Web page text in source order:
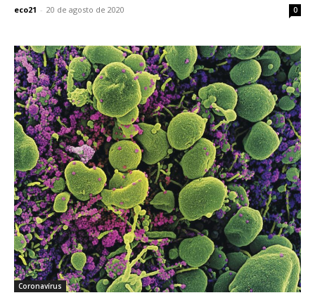
eco21 - 20 de agosto de 2020 0
Coronavírus